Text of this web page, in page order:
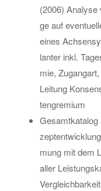
(2006)
ge auf
eines
lan­ter inkl.
mie,
Lei­tung
ten­gre­mi­um
mung mit dem
aller